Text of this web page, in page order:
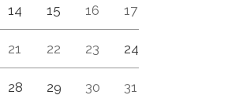
14 15 16 17
21 22 23 24
28 29 30 31